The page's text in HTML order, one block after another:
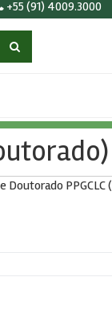
+55 (91) 4009.3000
Doutorado PPGCLC (